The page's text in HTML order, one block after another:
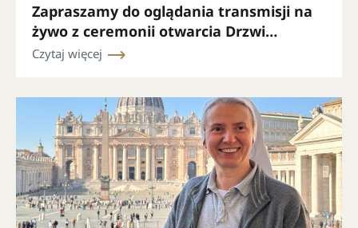
Zapraszamy do oglądania transmisji na
żywo z ceremonii otwarcia Drzwi
Świętych Bazyliki Świętego Piotra 24
Czytaj więcej